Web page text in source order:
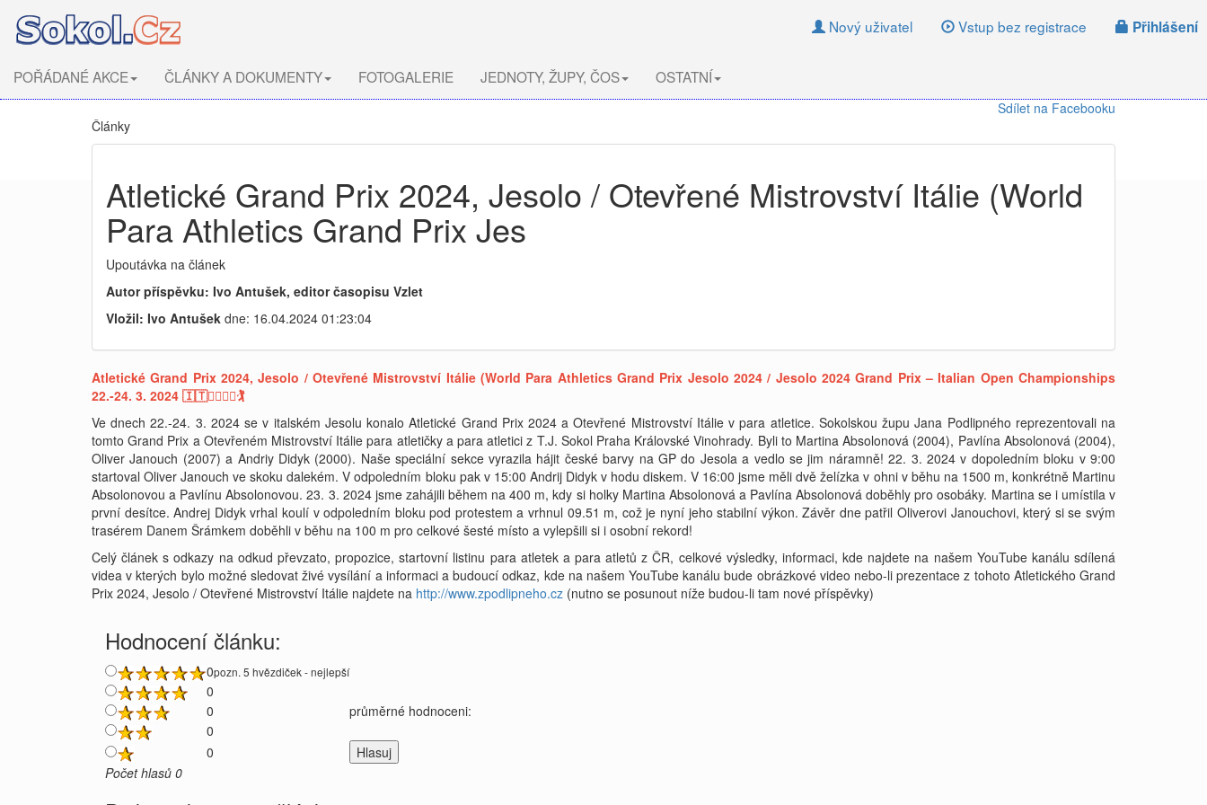
Nový uživatel Vstup bez registrace Přihlášení
POŘÁDANÉ AKCE ČLÁNKY A DOKUMENTY FOTOGALERIE JEDNOTY, ŽUPY, ČOS OSTATNÍ
Sdílet na Facebooku
Články
Atletické Grand Prix 2024, Jesolo / Otevřené Mistrovství Itálie (World
Para Athletics Grand Prix Jes
Upoutávka na článek
Autor příspěvku: Ivo Antušek, editor časopisu Vzlet
Vložil: Ivo Antušek dne: 16.04.2024 01:23:04
Atletické Grand Prix 2024, Jesolo / Otevřené Mistrovství Itálie (World Para Athletics Grand Prix Jesolo 2024 / Jesolo 2024 Grand Prix – Italian Open Championships
22.-24. 3. 2024 🇮🇹🏃‍♂️🏃‍♀️🏌
Ve dnech 22.-24. 3. 2024 se v italském Jesolu konalo Atletické Grand Prix 2024 a Otevřené Mistrovství Itálie v para atletice. Sokolskou župu Jana Podlipného reprezentovali na
tomto Grand Prix a Otevřeném Mistrovství Itálie para atletičky a para atletici z T.J. Sokol Praha Královské Vinohrady. Byli to Martina Absolonová (2004), Pavlína Absolonová (2004),
Oliver Janouch (2007) a Andriy Didyk (2000). Naše speciální sekce vyrazila hájit české barvy na GP do Jesola a vedlo se jim náramně! 22. 3. 2024 v dopoledním bloku v 9:00
startoval Oliver Janouch ve skoku dalekém. V odpoledním bloku pak v 15:00 Andrij Didyk v hodu diskem. V 16:00 jsme měli dvě želízka v ohni v běhu na 1500 m, konkrétně Martinu
Absolonovou a Pavlínu Absolonovou. 23. 3. 2024 jsme zahájili během na 400 m, kdy si holky Martina Absolonová a Pavlína Absolonová doběhly pro osobáky. Martina se i umístila v
první desítce. Andrej Didyk vrhal koulí v odpoledním bloku pod protestem a vrhnul 09.51 m, což je nyní jeho stabilní výkon. Závěr dne patřil Oliverovi Janouchovi, který si se svým
trasérem Danem Šrámkem doběhli v běhu na 100 m pro celkové šesté místo a vylepšili si i osobní rekord!
Celý článek s odkazy na odkud převzato, propozice, startovní listinu para atletek a para atletů z ČR, celkové výsledky, informaci, kde najdete na našem YouTube kanálu sdílená
videa v kterých bylo možné sledovat živé vysílání a informaci a budoucí odkaz, kde na našem YouTube kanálu bude obrázkové video nebo-li prezentace z tohoto Atletického Grand
Prix 2024, Jesolo / Otevřené Mistrovství Itálie najdete na http://www.zpodlipneho.cz (nutno se posunout níže budou-li tam nové příspěvky)
Hodnocení článku:
0pozn. 5 hvězdiček - nejlepší
0
0
průměrné hodnoceni:
0
0
Počet hlasů 0